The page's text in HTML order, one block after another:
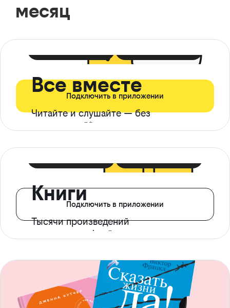
месяц
Все вместе
Читайте и слушайте — без
ограничений*
Подключить в приложении
Книги
Тысячи произведений
с доступом офлайн
Подключить в приложении